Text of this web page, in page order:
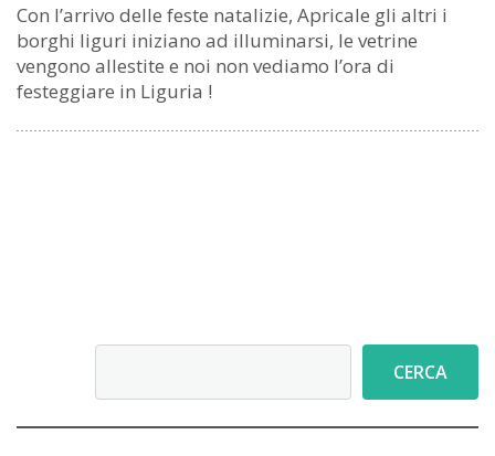
Con l’arrivo delle feste natalizie, Apricale gli altri i
borghi liguri iniziano ad illuminarsi, le vetrine
vengono allestite e noi non vediamo l’ora di
festeggiare in Liguria !
CERCA